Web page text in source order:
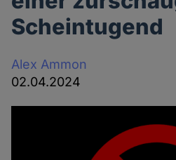
Scheintugend
Alex Ammon
02.04.2024